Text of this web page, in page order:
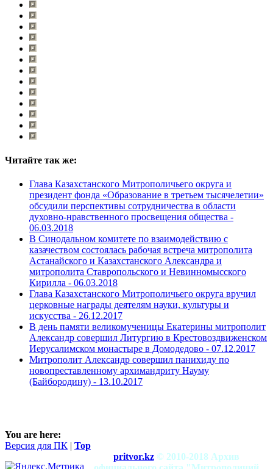
Читайте так же:
Глава Казахстанского Митрополичьего округа и
президент фонда «Образование в третьем тысячелетии»
обсудили перспективы сотрудничества в области
духовно-нравственного просвещения общества -
06.03.2018
В Синодальном комитете по взаимодействию с
казачеством состоялась рабочая встреча митрополита
Астанайского и Казахстанского Александра и
митрополита Ставропольского и Невинномысского
Кирилла - 06.03.2018
Глава Казахстанского Митрополичьего округа вручил
церковные награды деятелям науки, культуры и
искусства - 26.12.2017
В день памяти великомученицы Екатерины митрополит
Александр совершил Литургию в Крестовоздвиженском
Иерусалимском монастыре в Домодедово - 07.12.2017
Митрополит Александр совершил панихиду по
новопреставленному архимандриту Науму
(Байбородину) - 13.10.2017
You are here:
Версия для ПК | Top
pritvor.kz © 2010-2018 Архив